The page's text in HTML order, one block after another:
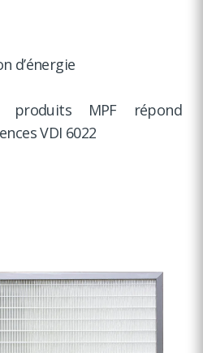
d’énergie
MPF répond
VDI 6022